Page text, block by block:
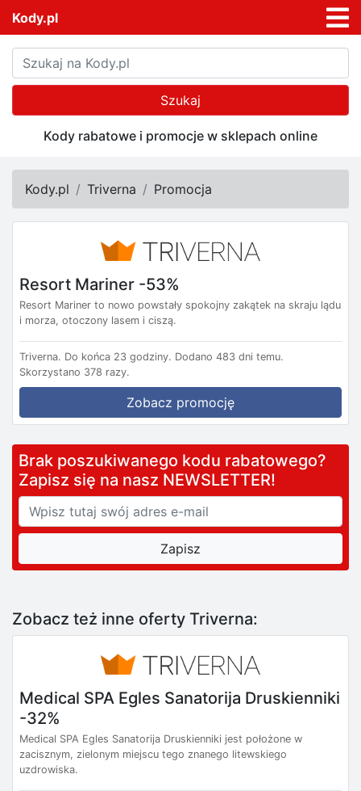
Kody.pl
Szukaj
Kody rabatowe i promocje w sklepach online
Kody.pl Triverna Promocja
Resort Mariner -53%
Resort Mariner to nowo powstały spokojny zakątek na skraju lądu
i morza, otoczony lasem i ciszą.
Triverna. Do końca 23 godziny. Dodano 483 dni temu.
Skorzystano 378 razy.
Zobacz promocję
Brak poszukiwanego kodu rabatowego?
Zapisz się na nasz NEWSLETTER!
Zobacz też inne oferty Triverna:
Medical SPA Egles Sanatorija Druskienniki
-32%
Medical SPA Egles Sanatorija Druskienniki jest położone w
zacisznym, zielonym miejscu tego znanego litewskiego
uzdrowiska.